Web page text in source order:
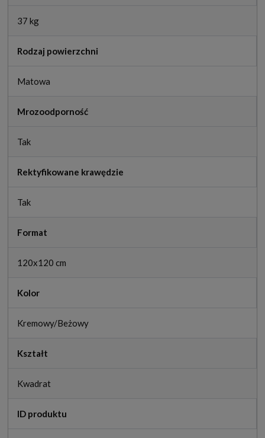
37 kg
Rodzaj powierzchni
Matowa
Mrozoodporność
Tak
Rektyfikowane krawędzie
Tak
Format
120x120 cm
Kolor
Kremowy/Beżowy
Kształt
Kwadrat
ID produktu